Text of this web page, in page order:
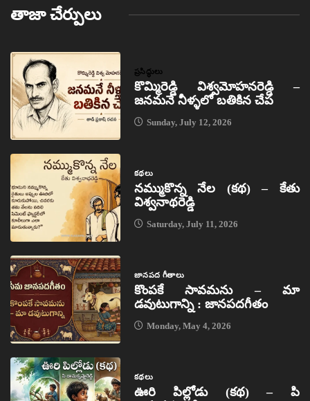
తాజా చేర్పులు
ప్రసిద్ధులు
కొమ్మిరెడ్డి విశ్వమోహనరెడ్డి –
జనమనే నీళ్ళలో బతికిన చేప
Sunday, July 12, 2026
కథలు
నమ్ముకొన్న నేల (కథ) – కేతు
విశ్వనాథరెడ్డి
Saturday, July 11, 2026
జానపద గీతాలు
కొంపకే సావమను – మా
డవుటుగాన్ని : జానపదగీతం
Monday, May 4, 2026
కథలు
ఊరి పిల్లోడు (కథ) – పి